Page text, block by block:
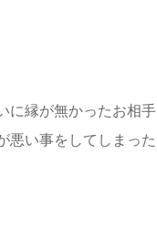
に縁が無かったお相手
悪い事をしてしまった